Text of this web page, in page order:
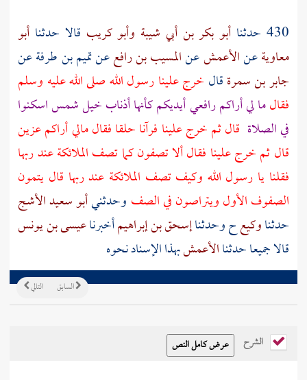
430 حدثنا
أبو بكر بن أبي شيبة وأبو كريب قالا حدثنا أبو
معاويةعنالأعمشعنالمسيب بن رافععنتميم بن طرفةعن
جابر بن سمرةقال خرج علينا رسول الله صلى الله عليه وسلم
فقالما لي أراكم رافعي أيديكم كأنها أذناب خيل شمس اسكنوا
في الصلاة قال ثم خرج علينا فرآنا حلقا فقال مالي أراكم عزين
قال ثم خرج علينا فقال ألا تصفون كما تصف الملائكة عند ربها
فقلنا يا رسول الله وكيف تصف الملائكة عند ربها قال يتمون
الصفوف الأول ويتراصون في الصف وحدثنيأبو سعيد الأشج
حدثناوكيعح وحدثناإسحق بن إبراهيمأخبرناعيسى بن يونس
قالا جميعا حدثناالأعمشبهذا الإسناد نحوه
التالي السابق
الشرح